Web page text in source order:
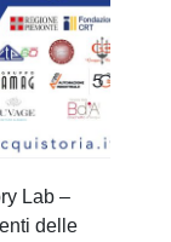
Lab –
delle